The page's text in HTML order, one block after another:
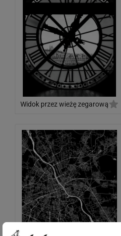
Widok przez wieżę zegarową